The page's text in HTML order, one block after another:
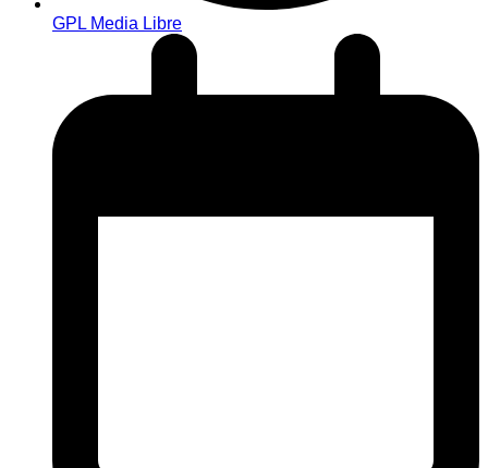
GPL Media Libre